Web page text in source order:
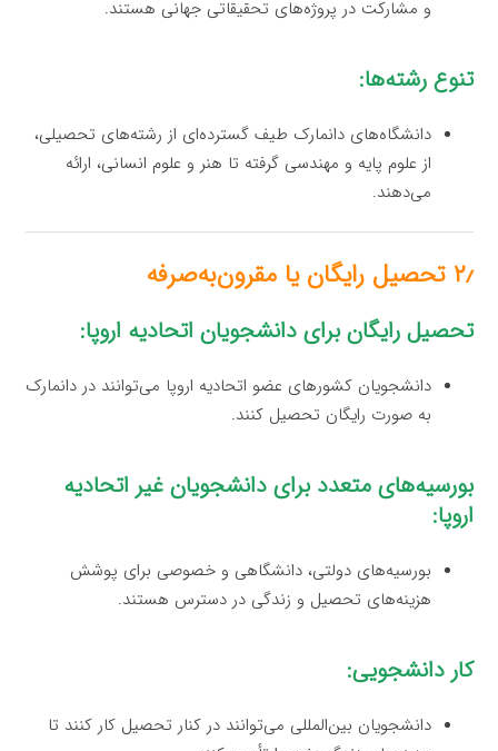
و مشارکت در پروژه‌های تحقیقاتی جهانی هستند.
تنوع رشته‌ها:
دانشگاه‌های دانمارک طیف گسترده‌ای از رشته‌های تحصیلی،
از علوم پایه و مهندسی گرفته تا هنر و علوم انسانی، ارائه
می‌دهند.
۲٫ تحصیل رایگان یا مقرون‌به‌صرفه
تحصیل رایگان برای دانشجویان اتحادیه اروپا:
دانشجویان کشورهای عضو اتحادیه اروپا می‌توانند در دانمارک
به صورت رایگان تحصیل کنند.
بورسیه‌های متعدد برای دانشجویان غیر اتحادیه
اروپا:
بورسیه‌های دولتی، دانشگاهی و خصوصی برای پوشش
هزینه‌های تحصیل و زندگی در دسترس هستند.
کار دانشجویی:
دانشجویان بین‌المللی می‌توانند در کنار تحصیل کار کنند تا